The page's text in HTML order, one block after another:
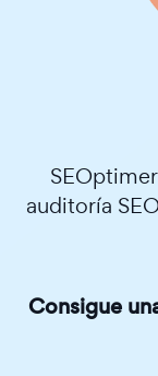
auditoría
Consigue